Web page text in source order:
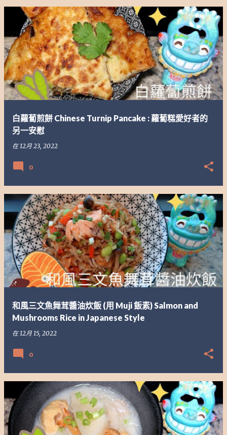
白蘿蔔煎餅 Chinese Turnip Pancake : 蘿蔔糕愛好者的
另一安慰
在12月 23, 2022
0
和風三文魚舞茸醬油炊飯 (用 Muji 飯素) Salmon and
Mushrooms Rice in Japanese Style
在12月 15, 2022
0